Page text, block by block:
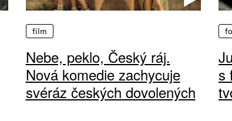
film
Nebe, peklo, Český ráj.
Nová komedie zachycuje
svéráz českých dovolených
s